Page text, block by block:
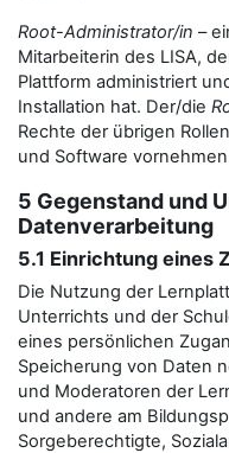
Root-Administrator/in –
Mitarbeiterin des LISA,
Plattform administriert
Installation hat. Der/die
Rechte der übrigen
und Software
5 Gegenstand und
Datenverarbeitung
5.1 Einrichtung eines
Die Nutzung der
Unterrichts und der
eines persönlichen
Speicherung von Daten
und Moderatoren der
und andere am
Sorgeberechtigte,